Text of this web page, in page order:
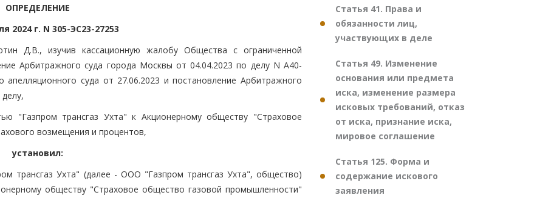
ОПРЕДЕЛЕНИЕ
2024 г. N 305-ЭС23-27253
Д.В., изучив кассационную жалобу Общества с ограниченной
Арбитражного суда города Москвы от 04.04.2023 по делу N А40-
суда от 27.06.2023 и постановление Арбитражного
"Газпром трансгаз Ухта" к Акционерному обществу "Страховое
возмещения и процентов,
установил:
трансгаз Ухта" (далее - ООО "Газпром трансгаз Ухта", общество)
обществу "Страховое общество газовой промышленности"
Статья 41. Права и
обязанности лиц,
участвующих в деле
Статья 49. Изменение
основания или предмета
иска, изменение размера
исковых требований, отказ
от иска, признание иска,
мировое соглашение
Статья 125. Форма и
содержание искового
заявления